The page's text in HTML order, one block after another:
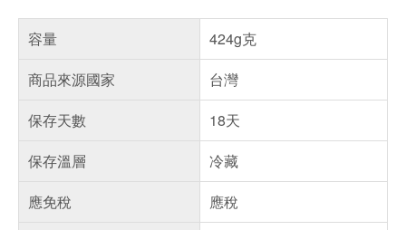
容量
424g克
商品來源國家
台灣
保存天數
18天
保存溫層
冷藏
應免稅
應稅